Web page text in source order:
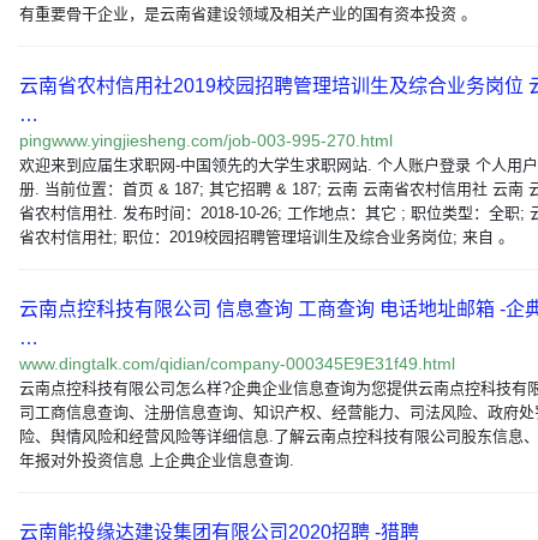
有重要骨干企业，是云南省建设领域及相关产业的国有资本投资 。
云南省农村信用社2019校园招聘管理培训生及综合业务岗位
…
pingwww.yingjiesheng.com/job-003-995-270.html
欢迎来到应届生求职网-中国领先的大学生求职网站. 个人账户登录 个人用
册. 当前位置：首页 & 187; 其它招聘 & 187; 云南 云南省农村信用社 云南
省农村信用社. 发布时间：2018-10-26; 工作地点：其它 ; 职位类型：全职;
省农村信用社; 职位：2019校园招聘管理培训生及综合业务岗位; 来自 。
云南点控科技有限公司 信息查询 工商查询 电话地址邮箱 -企
…
www.dingtalk.com/qidian/company-000345E9E31f49.html
云南点控科技有限公司怎么样?企典企业信息查询为您提供云南点控科技有
司工商信息查询、注册信息查询、知识产权、经营能力、司法风险、政府处
险、舆情风险和经营风险等详细信息.了解云南点控科技有限公司股东信息
年报对外投资信息 上企典企业信息查询.
云南能投缘达建设集团有限公司2020招聘 -猎聘